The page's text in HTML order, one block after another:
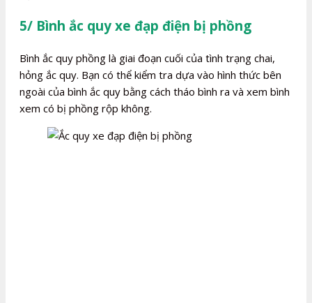
5/ Bình ắc quy xe đạp điện bị phồng
Bình ắc quy phồng là giai đoạn cuối của tình trạng chai,
hỏng ắc quy. Bạn có thể kiểm tra dựa vào hình thức bên
ngoài của bình ắc quy bằng cách tháo bình ra và xem bình
xem có bị phồng rộp không.